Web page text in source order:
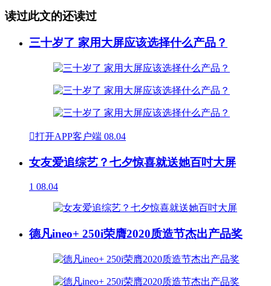
读过此文的还读过
三十岁了 家用大屏应该选择什么产品？
打开APP客户端 08.04
女友爱追综艺？七夕惊喜就送她百吋大屏
1 08.04
德凡ineo+ 250i荣膺2020质造节杰出产品奖